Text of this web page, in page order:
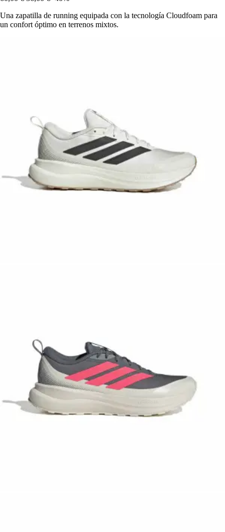
Una zapatilla de running equipada con la tecnología Cloudfoam para
un confort óptimo en terrenos mixtos.